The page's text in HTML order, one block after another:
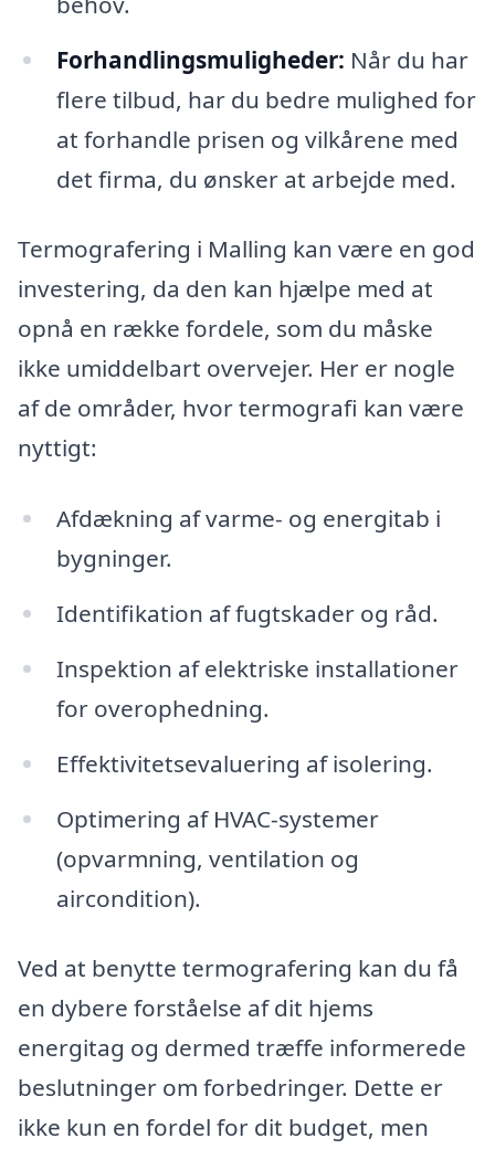
Forhandlingsmuligheder: Når du har
flere tilbud, har du bedre mulighed for
at forhandle prisen og vilkårene med
det firma, du ønsker at arbejde med.
Termografering i Malling kan være en god
investering, da den kan hjælpe med at
opnå en række fordele, som du måske
ikke umiddelbart overvejer. Her er nogle
af de områder, hvor termografi kan være
nyttigt:
Afdækning af varme- og energitab i
bygninger.
Identifikation af fugtskader og råd.
Inspektion af elektriske installationer
for overophedning.
Effektivitetsevaluering af isolering.
Optimering af HVAC-systemer
(opvarmning, ventilation og
aircondition).
Ved at benytte termografering kan du få
en dybere forståelse af dit hjems
energitag og dermed træffe informerede
beslutninger om forbedringer. Dette er
ikke kun en fordel for dit budget, men